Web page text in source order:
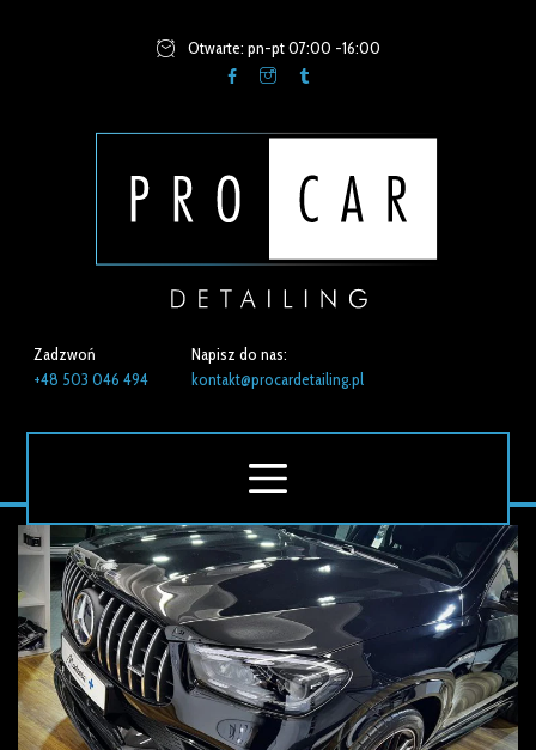
Otwarte: pn-pt 07:00 -16:00
Zadzwoń
+48 503 046 494
Napisz do nas:
kontakt@procardetailing.pl